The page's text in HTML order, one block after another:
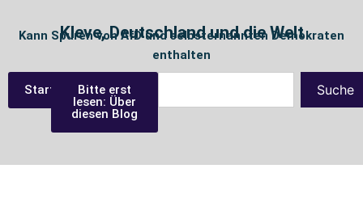
Kleve, Deutschland und die Welt
Kann Spuren von AfD und selbsternannten Demokraten
enthalten
StartseiteBitte erst
lesen: Über
diesen Blog
Suche